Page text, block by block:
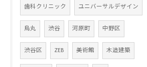
歯科クリニック ユニバーサルデザイン
烏丸 渋谷 河原町 中野区
渋谷区 ZEB 美術館 木造建築